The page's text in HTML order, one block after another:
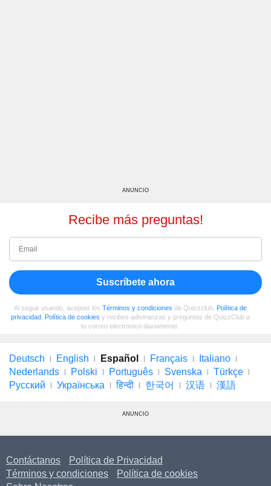
ANUNCIO
Recibe más preguntas!
Suscríbete ahora
Al seguir usando, aceptas los Términos y condiciones de Quizzclub, Política de
privacidad, Política de cookies y recibes adivinanzas y preguntas de QuizzClub a
tu correo electrónico diariamente.
Deutsch English Español Français
Italiano
Nederlands
Polski Português Svenska
Türkçe
Русский
Українська हिन्दी 한국어 汉语 漢語
ANUNCIO
Contáctanos
Política de Privacidad
Términos y condiciones
Política de cookies